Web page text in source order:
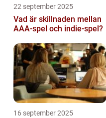
22 september 2025
Vad är skillnaden mellan
AAA-spel och indie-spel?
16 september 2025